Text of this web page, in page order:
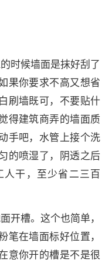
时候墙面是抹好刮了
果你要求不高又想省
刷墙既可，不要贴什
得建筑商弄的墙面质
手吧，水管上接个洗
的喷湿了，阴透之后
人干，至少省二三百
开槽。这个也简单，
笔在墙面标好位置，
意你开的槽是不是很